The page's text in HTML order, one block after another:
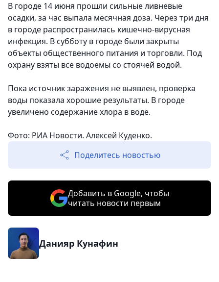
В городе 14 июня прошли сильные ливневые
осадки, за час выпала месячная доза. Через три дня
в городе распространилась кишечно-вирусная
инфекция. В субботу в городе были закрыты
объекты общественного питания и торговли. Под
охрану взяты все водоемы со стоячей водой.
Пока источник заражения не выявлен, проверка
воды показала хорошие результаты. В городе
увеличено содержание хлора в воде.
Фото: РИА Новости. Алексей Куденко.
Поделитесь новостью
Добавить в Google, чтобы
читать новости первым
Данияр Кунафин